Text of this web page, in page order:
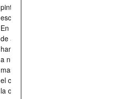
pintado,
esculpido...
En definitiva,
de aquellos
han situado
a nuestras
mascotas en
el centro de
la obra de